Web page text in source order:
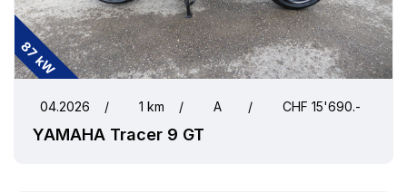
87 kW
04.2026 / 1 km / A / CHF 15'690.-
YAMAHA Tracer 9 GT